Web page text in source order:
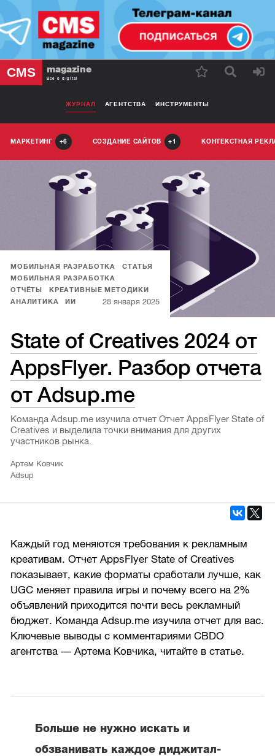
CMS magazine
Все о digital
ЖУРНАЛ АГЕНТСТВА ИНСТРУМЕНТЫ
МАРКЕТИНГ 6 СОЗДАНИЕ САЙТОВ 1 КОНТЕКСТНАЯ
МОБИЛЬНАЯ РАЗРАБОТКА
СТАТЬЯ
МОБИЛЬНАЯ РАЗРАБОТКА
ОТЧЁТЫ
КРЕАТИВНЫЕ МЕТОДИКИ
АНАЛИТИКА
ИИ 28 января 2025
State of Creatives 2024 от
AppsFlyer. Разбор отчета
от Adsup.me
Команда Adsup.me изучила отчет Отчет AppsFlyer State of
Creatives и выделила точки внимания для других
участников рынка.
Артем Ковчик
Adsup
Каждый год меняются требования к рекламным
креативам. Отчет AppsFlyer State of Creatives
показывает, какие форматы сработали лучше, как
UGC меняет правила игры и почему всего на 2%
объявлений приходится почти весь рекламный
бюджет. Команда Adsup.me изучила отчет для вас.
Ключевые выводы с комментариями CBDO
агентства — Артема Ковчика, читайте в статье.
Больше не нужно искать и
обзванивать каждое диджитал-